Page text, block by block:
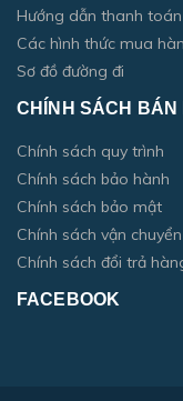
Hướng dẫn thanh toán
Các hình thức mua
Sơ đồ đường đi
CHÍNH SÁCH BÁN
Chính sách quy trình
Chính sách bảo hành
Chính sách bảo mật
Chính sách vận chuyển
Chính sách đổi trả
FACEBOOK